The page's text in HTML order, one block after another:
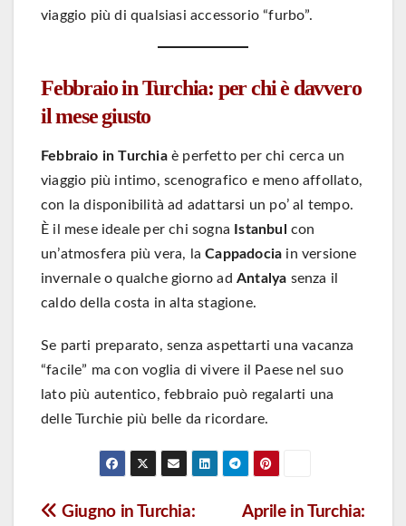
viaggio più di qualsiasi accessorio “furbo”.
Febbraio in Turchia: per chi è davvero
il mese giusto
Febbraio in Turchiaè perfetto per chi cerca un
viaggio più intimo, scenografico e meno affollato,
con la disponibilità ad adattarsi un po’ al tempo.
È il mese ideale per chi sogna Istanbul con
un’atmosfera più vera, laCappadocia in versione
invernale o qualche giorno ad Antalya senza il
caldo della costa in alta stagione.
Se parti preparato, senza aspettarti una vacanza
“facile” ma con voglia di vivere il Paese nel suo
lato più autentico, febbraio può regalarti una
delle Turchie più belle da ricordare.
Navigazione
Aprile in Turchia:
Giugno in Turchia: